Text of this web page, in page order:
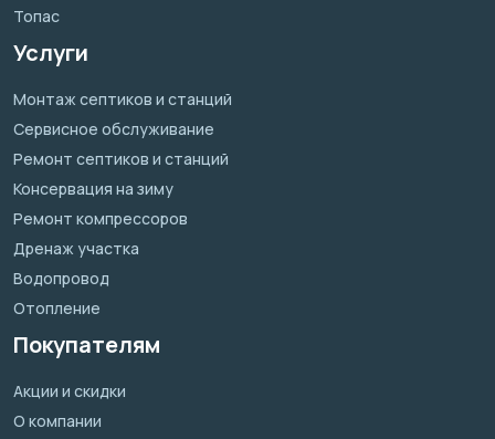
Топас
Услуги
Монтаж септиков и станций
Сервисное обслуживание
Ремонт септиков и станций
Консервация на зиму
Ремонт компрессоров
Дренаж участка
Водопровод
Отопление
Покупателям
Акции и скидки
О компании